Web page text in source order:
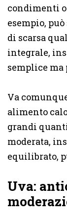
condimenti
esempio,
di scarsa
integrale,
semplice
Va
alimento
grandi
moderata,
equilibrato,
Uva: